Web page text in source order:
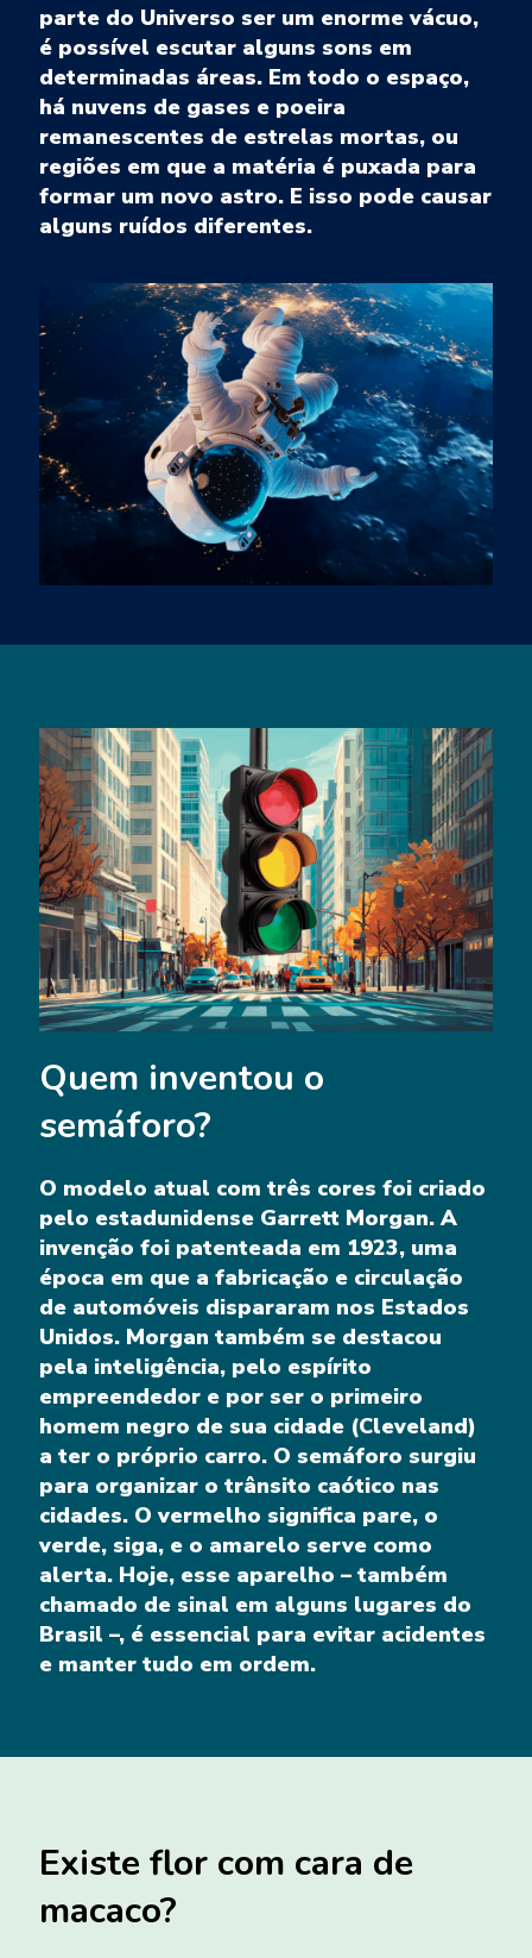
parte do Universo ser um enorme vácuo,
é possível escutar alguns sons em
determinadas áreas. Em todo o espaço,
há nuvens de gases e poeira
remanescentes de estrelas mortas, ou
regiões em que a matéria é puxada para
formar um novo astro. E isso pode causar
alguns ruídos diferentes.
Quem inventou o
semáforo?
O modelo atual com três cores foi criado
pelo estadunidense Garrett Morgan. A
invenção foi patenteada em 1923, uma
época em que a fabricação e circulação
de automóveis dispararam nos Estados
Unidos. Morgan também se destacou
pela inteligência, pelo espírito
empreendedor e por ser o primeiro
homem negro de sua cidade (Cleveland)
a ter o próprio carro. O semáforo surgiu
para organizar o trânsito caótico nas
cidades. O vermelho significa pare, o
verde, siga, e o amarelo serve como
alerta. Hoje, esse aparelho – também
chamado de sinal em alguns lugares do
Brasil –, é essencial para evitar acidentes
e manter tudo em ordem.
Existe flor com cara de
macaco?